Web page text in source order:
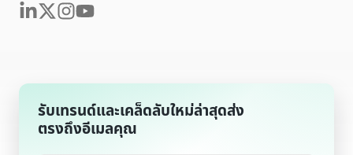
รับเทรนด์และเคล็ดลับใหม่ล่าสุดส่ง
ตรงถึงอีเมลคุณ